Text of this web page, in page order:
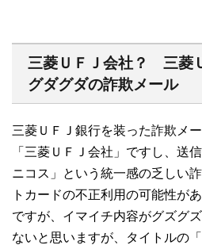
三菱ＵＦＪ会社？ 三菱
グダグダの詐欺メール
三菱ＵＦＪ銀行を装った詐欺メ
「三菱ＵＦＪ会社」ですし、送
ニコス」という統一感の乏しい
トカードの不正利用の可能性が
ですが、イマイチ内容がグズグ
ないと思いますが、タイトルの